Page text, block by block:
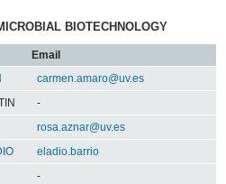
BIOTECHNOLOGY
Email
carmen.amaro@uv.es
-
rosa.aznar@uv.es
eladio.barrio
-